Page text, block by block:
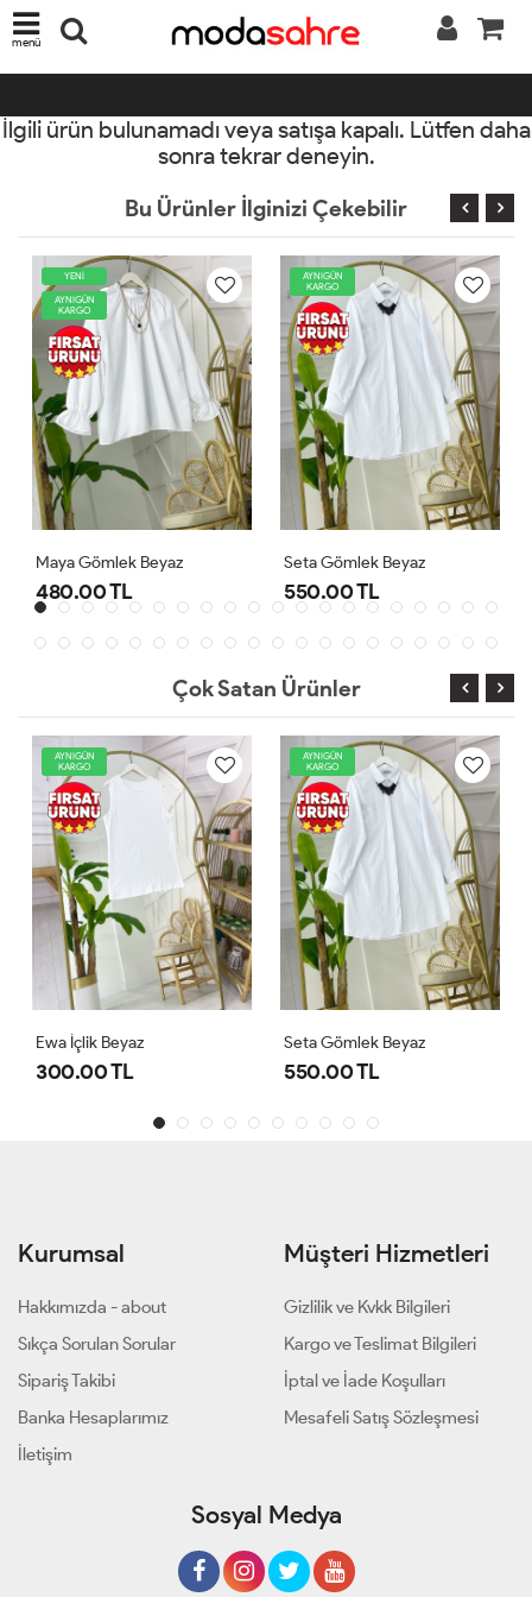
menü
İlgili ürün bulunamadı veya satışa kapalı. Lütfen daha
sonra tekrar deneyin.
Bu Ürünler İlginizi Çekebilir
YENİ
AYNIGÜN
KARGO
Maya Gömlek Beyaz
480.00 TL
AYNIGÜN
KARGO
Seta Gömlek Beyaz
550.00 TL
Çok Satan Ürünler
AYNIGÜN
KARGO
Ewa İçlik Beyaz
300.00 TL
AYNIGÜN
KARGO
Seta Gömlek Beyaz
550.00 TL
Kurumsal
Hakkımızda - about
Sıkça Sorulan Sorular
Sipariş Takibi
Banka Hesaplarımız
İletişim
Müşteri Hizmetleri
Gizlilik ve Kvkk Bilgileri
Kargo ve Teslimat Bilgileri
İptal ve İade Koşulları
Mesafeli Satış Sözleşmesi
Sosyal Medya